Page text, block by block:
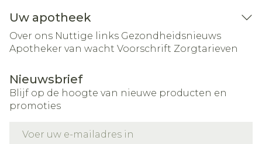
Uw apotheek
Over ons Nuttige links Gezondheidsnieuws
Apotheker van wacht Voorschrift Zorgtarieven
Nieuwsbrief
Blijf op de hoogte van nieuwe producten en
promoties